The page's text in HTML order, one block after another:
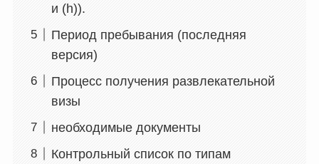
и (h)).
Период пребывания (последняя
версия)
Процесс получения развлекательной
визы
необходимые документы
Контрольный список по типам